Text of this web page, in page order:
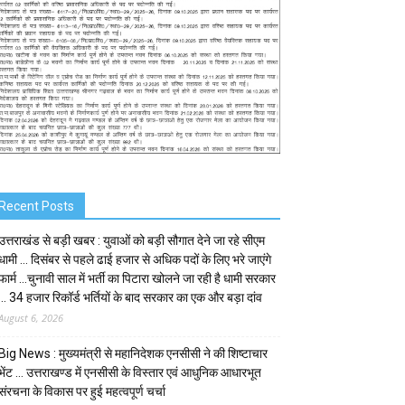
Posts
से बड़ी खबर : युवाओं को बड़ी सौगात देने जा रहे सीएम
… दिसंबर से पहले ढाई हजार से अधिक पदों के लिए भरे जाएंगे
…चुनावी साल में भर्ती का पिटारा खोलने जा रही है धामी सरकार
34 हजार रिकॉर्ड भर्तियों के बाद सरकार का एक और बड़ा दांव
6, 2026
News : मुख्यमंत्री से महानिदेशक एनसीसी ने की शिष्टाचार
… उत्तराखण्ड में एनसीसी के विस्तार एवं आधुनिक आधारभूत
के विकास पर हुई महत्वपूर्ण चर्चा